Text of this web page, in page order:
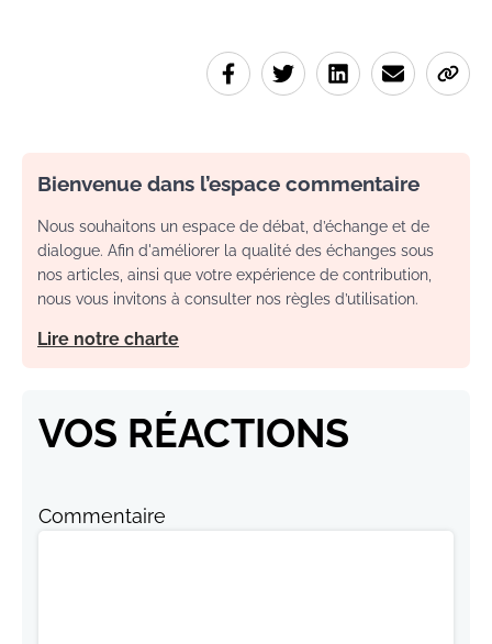
Bienvenue dans l’espace commentaire
Nous souhaitons un espace de débat, d’échange et de
dialogue. Afin d'améliorer la qualité des échanges sous
nos articles, ainsi que votre expérience de contribution,
nous vous invitons à consulter nos règles d’utilisation.
Lire notre charte
VOS RÉACTIONS
Commentaire